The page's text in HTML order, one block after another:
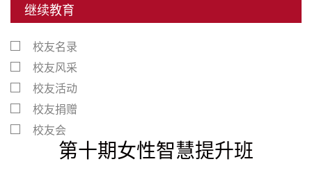
继续教育
校友名录
校友风采
校友活动
校友捐赠
校友会
第十期女性智慧提升班